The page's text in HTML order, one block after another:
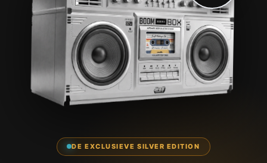
DE EXCLUSIEVE SILVER EDITION